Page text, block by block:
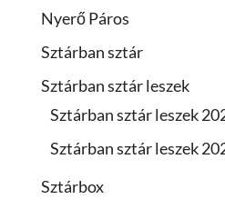
Nyerő Páros
Sztárban sztár
Sztárban sztár leszek
Sztárban sztár leszek
Sztárban sztár leszek
Sztárbox